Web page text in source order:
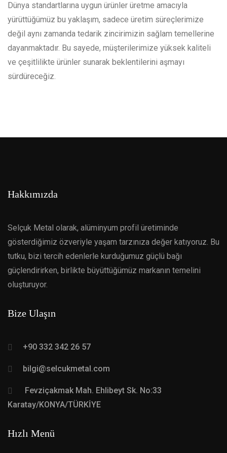
Dünya standartlarına uygun ürünler üretme amacıyla
yürüttüğümüz bu yaklaşım, sadece üretim süreçlerimize
değil aynı zamanda tedarik zincirimizin sağlam temellerine
dayanmaktadır. Bu sayede, müşterilerimize yüksek kaliteli
ve çeşitlilikte ürünler sunarak beklentilerini aşmayı
sürdüreceğiz.
Hakkımızda
Selçuk Metal olarak, alüminyum profil üretiminde
gösterdiğimiz özveriyle yaşam tarzınıza değer katıyoruz. Bu
tutku, bizi tercih edenlerle kurduğumuz güçlü bağı
güçlendirirken, birlikte büyüttüğümüz markanın temelini
oluşturuyor.
Bize Ulaşın
+90 332 342 26 57
bilgi@selcukmetal.com
Fevziçakmak Mah. Ehlibeyt Sk. No:33
Karatay/KONYA/TÜRKİYE
Hızlı Menü